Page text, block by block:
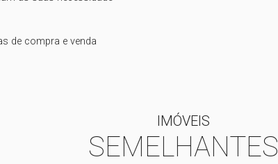
de compra e venda
IMÓVEIS
SEMELHANTES